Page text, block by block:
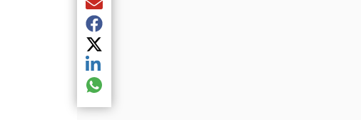
Compartir el artículo actual mediante Email
Compartir el artículo actual mediante Facebook
Compartir el artículo actual mediante Twitter
Compartir el artículo actual mediante LinkedIn
Compartir el artículo actual mediante global.social-